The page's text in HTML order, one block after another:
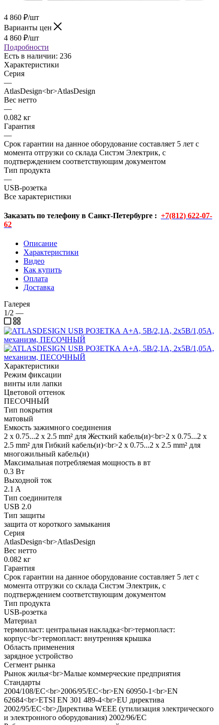
4 860 ₽/шт
Варианты цен
4 860 ₽/шт
Подробности
Есть в наличии: 236
Характеристики
Серия
—
AtlasDesign<br>AtlasDesign
Вес нетто
—
0.082 кг
Гарантия
—
Срок гарантии на данное оборудование составляет 5 лет с
момента отгрузки со склада Систэм Электрик, с
подтверждением соответствующим документом
Тип продукта
—
USB-розетка
Все характеристики
Заказать по телефону в Санкт-Петербурге : +7(812) 622-07-
62
Описание
Характеристики
Видео
Как купить
Оплата
Доставка
Галерея
1/2 —
Характеристики
Режим фиксации
винты или лапки
Цветовой оттенок
ПЕСОЧНЫЙ
Тип покрытия
матовый
Емкость зажимного соединения
2 x 0.75...2 x 2.5 mm² для Жесткий кабель(и)<br>2 x 0.75...2 x
2.5 mm² для Гибкий кабель(и)<br>2 x 0.75...2 x 2.5 mm² для
многожильный кабель(и)
Максимальная потребляемая мощность в вт
0.3 Вт
Выходной ток
2.1 A
Тип соединителя
USB 2.0
Тип защиты
защита от короткого замыкания
Серия
AtlasDesign<br>AtlasDesign
Вес нетто
0.082 кг
Гарантия
Срок гарантии на данное оборудование составляет 5 лет с
момента отгрузки со склада Систэм Электрик, с
подтверждением соответствующим документом
Тип продукта
USB-розетка
Материал
термопласт: центральная накладка<br>термопласт:
корпус<br>термопласт: внутренняя крышка
Область применения
зарядное устройство
Сегмент рынка
Рынок жилья<br>Малые коммерческие предприятия
Стандарты
2004/108/EC<br>2006/95/EC<br>EN 60950-1<br>EN
62684<br>ETSI EN 301 489-4<br>EU директива
2002/95/EC<br>Директива WEEE (утилизация электрического
и электронного оборудования) 2002/96/EC